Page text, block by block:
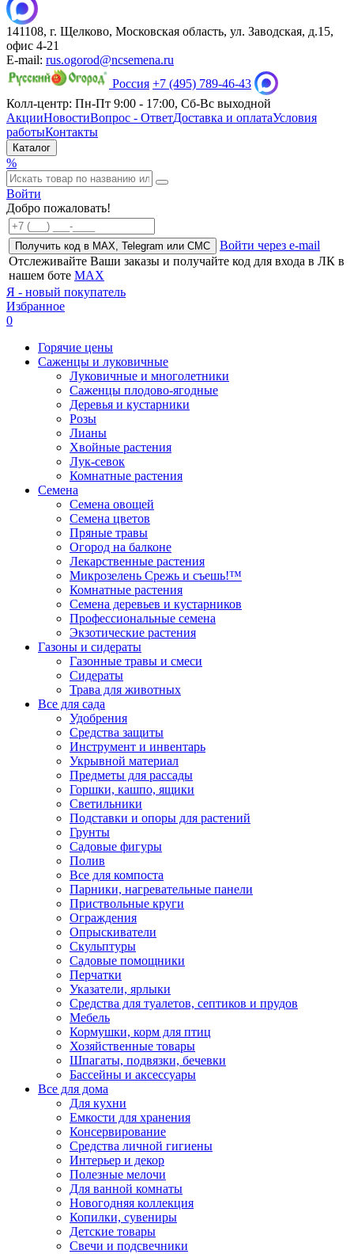
141108, г. Щелково, Московская область, ул. Заводская, д.15,
офис 4-21
E-mail: rus.ogorod@ncsemena.ru
Россия +7 (495) 789-46-43
Колл-центр: Пн-Пт 9:00 - 17:00, Сб-Вс выходной
АкцииНовостиВопрос - ОтветДоставка и оплатаУсловия
работыКонтакты
Каталог
%
Войти
Добро пожаловать!
Получить код в MAX, Telegram или СМС
Войти через e-mail
Отслеживайте Ваши заказы и получайте код для входа в ЛК в
нашем боте MAX
Я - новый покупатель
Избранное
0
Горячие цены
Саженцы и луковичные
Луковичные и многолетники
Саженцы плодово-ягодные
Деревья и кустарники
Розы
Лианы
Хвойные растения
Лук-севок
Комнатные растения
Семена
Семена овощей
Семена цветов
Пряные травы
Огород на балконе
Лекарственные растения
Микрозелень Срежь и съешь!™
Комнатные растения
Семена деревьев и кустарников
Профессиональные семена
Экзотические растения
Газоны и сидераты
Газонные травы и смеси
Сидераты
Трава для животных
Все для сада
Удобрения
Средства защиты
Инструмент и инвентарь
Укрывной материал
Предметы для рассады
Горшки, кашпо, ящики
Светильники
Подставки и опоры для растений
Грунты
Садовые фигуры
Полив
Все для компоста
Парники, нагревательные панели
Приствольные круги
Ограждения
Опрыскиватели
Скульптуры
Садовые помощники
Перчатки
Указатели, ярлыки
Средства для туалетов, септиков и прудов
Мебель
Кормушки, корм для птиц
Хозяйственные товары
Шпагаты, подвязки, бечевки
Бассейны и аксессуары
Все для дома
Для кухни
Емкости для хранения
Консервирование
Средства личной гигиены
Интерьер и декор
Полезные мелочи
Для ванной комнаты
Новогодняя коллекция
Копилки, сувениры
Детские товары
Свечи и подсвечники